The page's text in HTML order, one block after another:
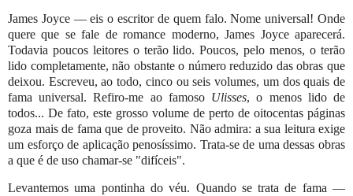
James Joyce — eis o escritor de quem falo. Nome universal! Onde
quere que se fale de romance moderno, James Joyce aparecerá.
Todavia poucos leitores o terão lido. Poucos, pelo menos, o terão
lido completamente, não obstante o número reduzido das obras que
deixou. Escreveu, ao todo, cinco ou seis volumes, um dos quais de
fama universal. Refiro-me ao famoso Ulisses, o menos lido de
todos... De fato, este grosso volume de perto de oitocentas páginas
goza mais de fama que de proveito. Não admira: a sua leitura exige
um esforço de aplicação penosíssimo. Trata-se de uma dessas obras
a que é de uso chamar-se "difíceis".
Levantemos uma pontinha do véu. Quando se trata de fama —